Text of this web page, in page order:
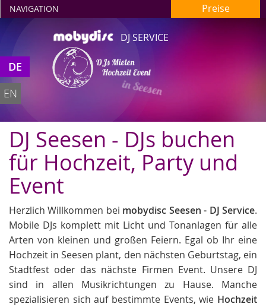
DJ SERVICE
DJs Mieten
Hochzeit Event
in Seesen
NAVIGATION Preise
DE
EN
DJ Seesen - DJs buchen
für Hochzeit, Party und
Event
Herzlich Willkommen bei mobydisc Seesen - DJ Service.
Mobile DJs komplett mit Licht und Tonanlagen für alle
Arten von kleinen und großen Feiern. Egal ob Ihr eine
Hochzeit in Seesen plant, den nächsten Geburtstag, ein
Stadtfest oder das nächste Firmen Event. Unsere DJ
sind in allen Musikrichtungen zu Hause. Manche
spezialisieren sich auf bestimmte Events, wie Hochzeit